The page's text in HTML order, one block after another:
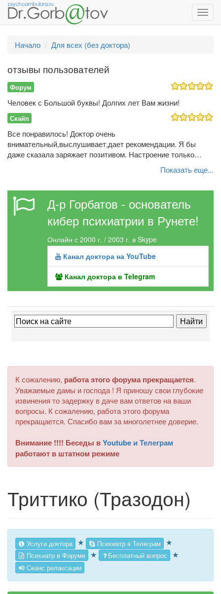
Начало
Для всех (без доктора)
отзывы пользователей
Форум
Человек с Большой буквы! Долгих лет Вам жизни!
Скайп
Все понравилось! Доктор очень
внимательный,выслушивает,дает рекомендации. Я бы
даже сказала заряжает позитивом. Настроение только…
Показать еще...
Д-р Горбатов - основатель
кибер психиатрии в Рунете!
Онлайн с 2000 г. / 2003 г. в Skype
Канал доктора на YouTube
Канал доктора в Telegram
К сожалению, работа этого форума прекращается.
Уважаемые дамы и господа ! Я приношу свои глубокие
извинения то задержку в даче вам ответов на ваши
вопросы. К сожалению, работа этого форума
прекращается. Спасибо вам за многолетнее доверие.
Внимание !!!! Беседы вYoutube и Телеграм
работают в штатном режиме
Триттико (Тразодон)
Услуги доктора ★ Психиатр в Телеграм ★
Психиатр в Форуме ★ Бесплатный вопрос ★
Сеанс релаксации